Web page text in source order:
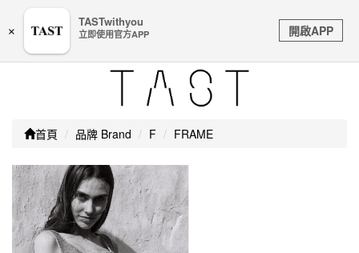
銀行帳戶或信用卡等個人資訊，如接到請立即掛斷或撥打
Toggle
navigation
首頁 品牌 Brand F FRAME
×
TASTwithyou
立即使用官方APP 開啟APP